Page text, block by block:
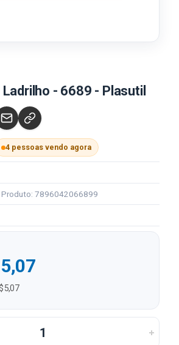
- 6689 - Plasutil
4 pessoas vendo agora
Produto: 7896042066899
5,07